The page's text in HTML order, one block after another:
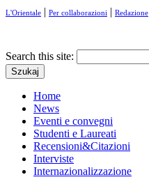
L'Orientale | Per collaborazioni | Redazione
Search this site:
Home
News
Eventi e convegni
Studenti e Laureati
Recensioni&Citazioni
Interviste
Internazionalizzazione